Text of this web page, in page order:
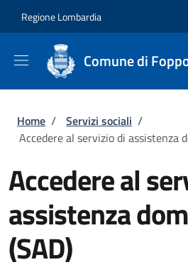
Regione Lombardia
Comune di
Briciole di pane
Home / Servizi sociali /
Accedere al servizio di assistenza
Accedere al
assistenza
(SAD)